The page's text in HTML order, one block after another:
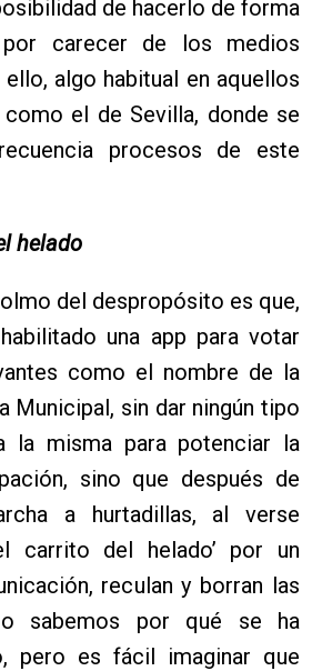
de hacerlo de forma
por carecer de los medios
algo habitual en aquellos
como el de Sevilla, donde se
procesos de este
helado
del despropósito es que,
una app para votar
como el nombre de la
Municipal, sin dar ningún tipo
la misma para potenciar la
sino que después de
a hurtadillas, al verse
carrito del helado’ por un
reculan y borran las
sabemos por qué se ha
pero es fácil imaginar que